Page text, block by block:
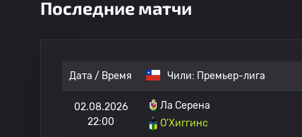
Последние матчи
Дата / Время Чили: Премьер-лига
02.08.2026
22:00
Ла Серена
О'Хиггинс